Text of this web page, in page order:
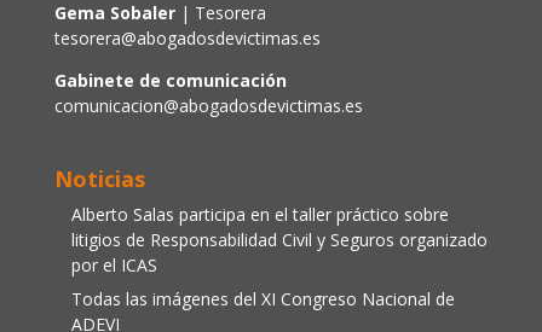
Gema Sobaler| Tesorera
tesorera@abogadosdevictimas.es
Gabinete de comunicación
comunicacion@abogadosdevictimas.es
Noticias
Alberto Salas participa en el taller práctico sobre
litigios de Responsabilidad Civil y Seguros organizado
por el ICAS
Todas las imágenes del XI Congreso Nacional de
ADEVI